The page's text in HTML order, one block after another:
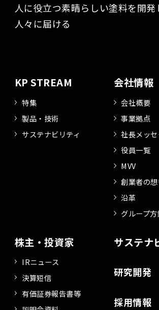
人に役立つ素晴らしい塗料を開発
人々に届ける​
KP STREAM
特集
製品・技術
サステナビリティ
会社情報
会社概要
事業拠点
社長メッ
役員一覧
MVV
創業者の
沿革
グループ
株主・投資家
IRニュース
決算短信
有価証券報告書等
サステナ
研究開発
採用情報